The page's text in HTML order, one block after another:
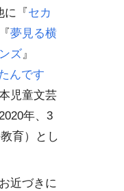
に『セカ
夢見る横
ズ』
んです
児童文芸
年、3
育）とし
近づきに